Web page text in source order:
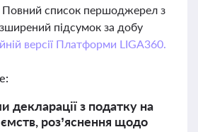
Повний список першоджерел з
підсумок за добу
версії Платформи LIGA360.
з податку на
роз’яснення щодо